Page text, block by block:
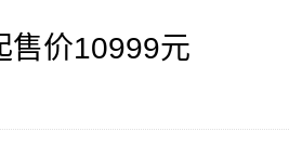
售价10999元